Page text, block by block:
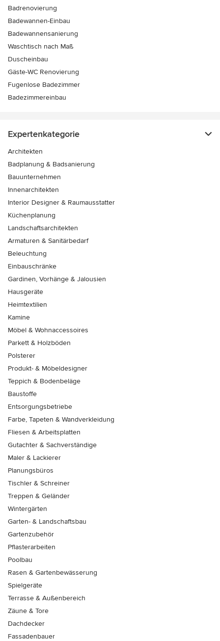
Badrenovierung
Badewannen-Einbau
Badewannensanierung
Waschtisch nach Maß
Duscheinbau
Gäste-WC Renovierung
Fugenlose Badezimmer
Badezimmereinbau
Expertenkategorie
Architekten
Badplanung & Badsanierung
Bauunternehmen
Innenarchitekten
Interior Designer & Raumausstatter
Küchenplanung
Landschaftsarchitekten
Armaturen & Sanitärbedarf
Beleuchtung
Einbauschränke
Gardinen, Vorhänge & Jalousien
Hausgeräte
Heimtextilien
Kamine
Möbel & Wohnaccessoires
Parkett & Holzböden
Polsterer
Produkt- & Möbeldesigner
Teppich & Bodenbeläge
Baustoffe
Entsorgungsbetriebe
Farbe, Tapeten & Wandverkleidung
Fliesen & Arbeitsplatten
Gutachter & Sachverständige
Maler & Lackierer
Planungsbüros
Tischler & Schreiner
Treppen & Geländer
Wintergärten
Garten- & Landschaftsbau
Gartenzubehör
Pflasterarbeiten
Poolbau
Rasen & Gartenbewässerung
Spielgeräte
Terrasse & Außenbereich
Zäune & Tore
Dachdecker
Fassadenbauer